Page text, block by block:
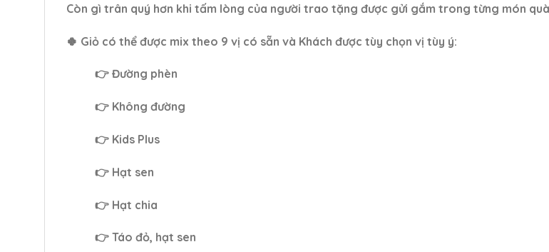
Còn gì trân quý hơn khi tấm lòng của người trao tặng được gửi gắm trong từng món
🍀 Giỏ có thể được mix theo 9 vị có sẵn và Khách được tùy chọn vị tùy ý:
👉 Đường phèn
👉 Không đường
👉 Kids Plus
👉 Hạt sen
👉 Hạt chia
👉 Táo đỏ, hạt sen